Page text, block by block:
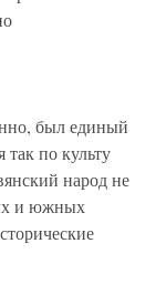
был единый
так по культу
народ не
и южных